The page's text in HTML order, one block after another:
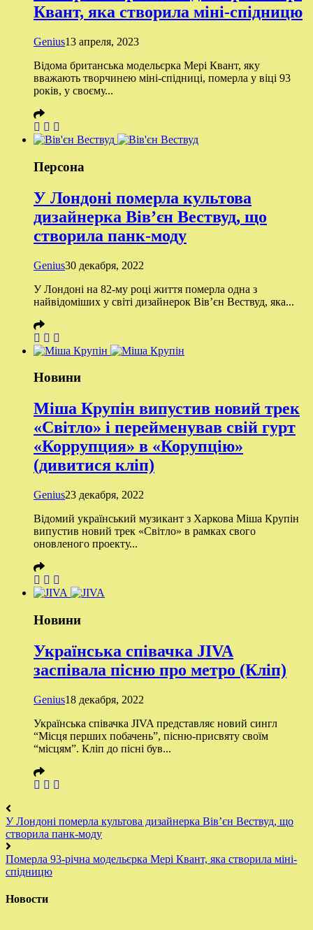
Квант, яка створила міні-спідницю
Genius13 апреля, 2023
Відома британська модельєрка Мері Квант, яку
вважають творчинею міні-спідниці, померла у віці 93
років, у своєму...
Персона
У Лондоні померла культова
дизайнерка Вів’єн Вествуд, що
створила панк-моду
Genius30 декабря, 2022
У Лондоні на 82-му році життя померла одна з
найвідоміших у світі дизайнерок Вів’єн Вествуд, яка...
Новини
Міша Крупін випустив новий трек
«Світло» і перейменував свій гурт
«Коррупция» в «Корупцію»
(дивитися кліп)
Genius23 декабря, 2022
Відомий український музикант з Харкова Міша Крупін
випустив новий трек «Світло» в рамках свого
оновленого проекту...
Новини
Українська співачка JIVA
заспівала пісню про метро (Кліп)
Genius18 декабря, 2022
Українська співачка JIVA представляє новий сингл
“Місця перших побачень”, пісню-присвяту своїм
“місцям”. Кліп до пісні був...
У Лондоні померла культова дизайнерка Вів’єн Вествуд, що
створила панк-моду
Померла 93-річна модельєрка Мері Квант, яка створила міні-
спідницю
Новости